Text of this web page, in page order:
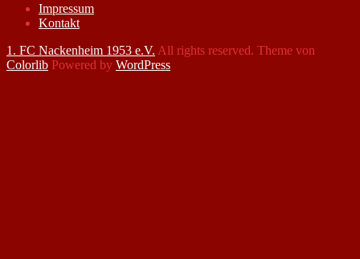
Impressum
Kontakt
1. FC Nackenheim 1953 e.V. All rights reserved. Theme von
Colorlib Powered by WordPress